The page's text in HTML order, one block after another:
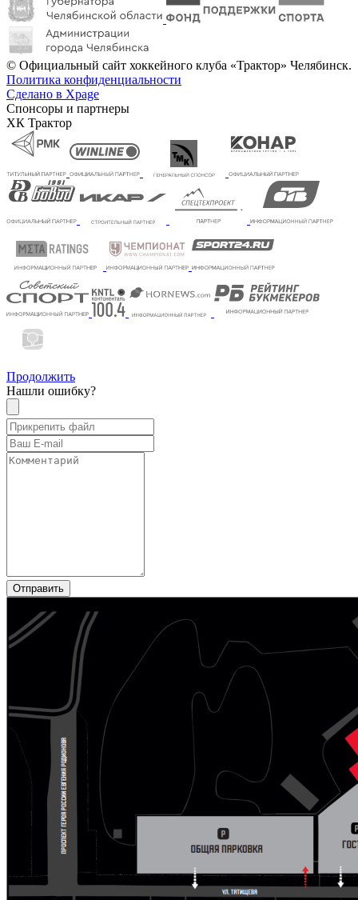
© Официальный сайт хоккейного клуба «Трактор» Челябинск.
Политика конфиденциальности
Сделано в Xpage
Спонсоры и партнеры
ХК Трактор
Продолжить
Нашли ошибку?